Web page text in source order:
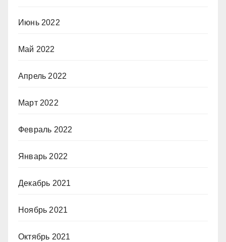
Июнь 2022
Май 2022
Апрель 2022
Март 2022
Февраль 2022
Январь 2022
Декабрь 2021
Ноябрь 2021
Октябрь 2021